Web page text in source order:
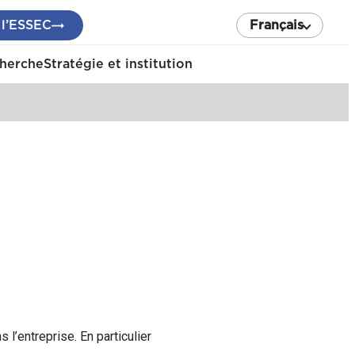
Français
Stratégie et institution
l’entreprise. En particulier